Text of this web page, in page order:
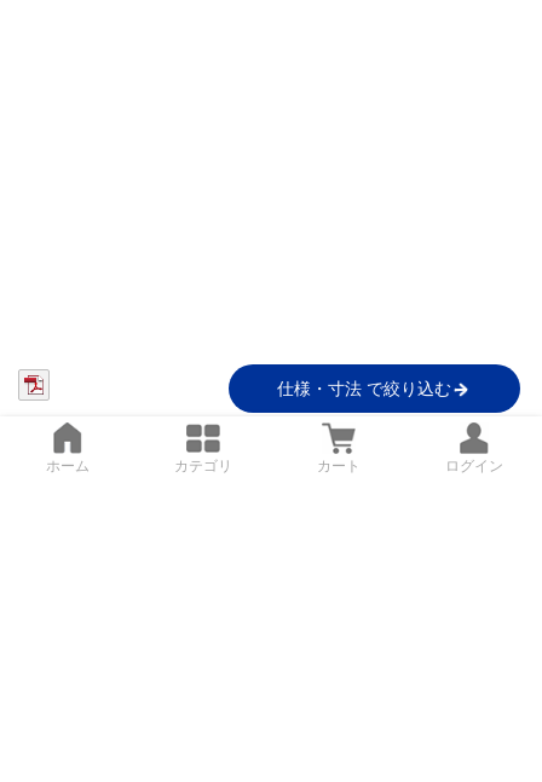
仕様・寸法 で絞り込む
ホーム カテゴリ カート ログイン